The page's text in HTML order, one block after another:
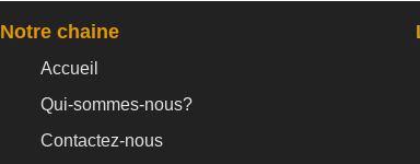
Notre chaine
Accueil
Qui-sommes-nous?
Contactez-nous